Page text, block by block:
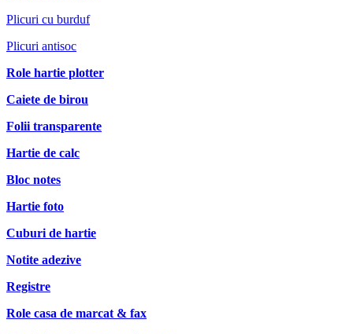
Plicuri cu burduf
Plicuri antisoc
Role hartie plotter
Caiete de birou
Folii transparente
Hartie de calc
Bloc notes
Hartie foto
Cuburi de hartie
Notite adezive
Registre
Role casa de marcat & fax